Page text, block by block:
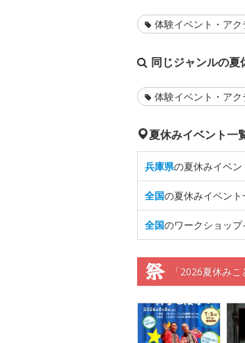
体験イベント・アク
同じジャンルの夏
体験イベント・アク
夏休みイベント一
兵庫県の夏休みイベ
全国の夏休みイベント
全国のワークショッ
「2026夏休み